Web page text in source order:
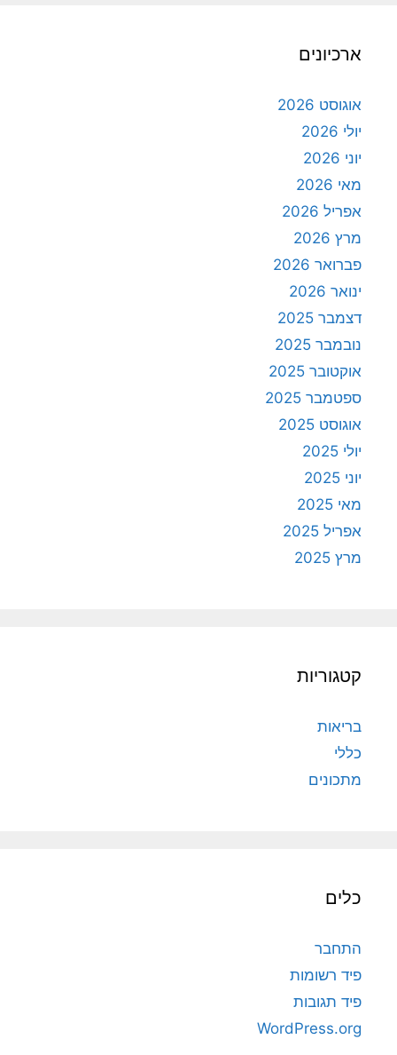
ארכיונים
אוגוסט 2026
יולי 2026
יוני 2026
מאי 2026
אפריל 2026
מרץ 2026
פברואר 2026
ינואר 2026
דצמבר 2025
נובמבר 2025
אוקטובר 2025
ספטמבר 2025
אוגוסט 2025
יולי 2025
יוני 2025
מאי 2025
אפריל 2025
מרץ 2025
קטגוריות
בריאות
כללי
מתכונים
כלים
התחבר
פיד רשומות
פיד תגובות
WordPress.org